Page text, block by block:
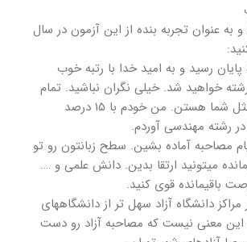
به عنوان تجربه بنده از این آزمون در سال
پایان رسید و به امید خدا با رتبه خوب
خواهید شد. خیلی نگران نباشید. تمام
شرکت کنندگان مثل شما هستن. من خودم با ۱۵ درصد
مصاحبه آماده بشین. سطح زبانتون رو تو
میتونید ارتقا بدین. دانش علمی و ….
باقیمانده قوی کنید.
مراکز دانشگاه آزاد سهل تر از دانشگاههای
این معنی نیست که مصاحبه آزاد رو دست